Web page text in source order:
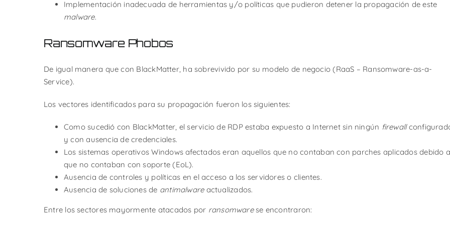
Implementación inadecuada de herramientas y/o políticas que pudieron detener la propagación de este
malware.
Ransomware Phobos
De igual manera que con BlackMatter, ha sobrevivido por su modelo de negocio (RaaS – Ransomware-as-a-
Service).
Los vectores identificados para su propagación fueron los siguientes:
Como sucedió con BlackMatter, el servicio de RDP estaba expuesto a Internet sin ningún firewall
y con ausencia de credenciales.
Los sistemas operativos Windows afectados eran aquellos que no contaban con parches aplicados debido a
que no contaban con soporte (EoL).
Ausencia de controles y políticas en el acceso a los servidores o clientes.
Ausencia de soluciones de antimalwareactualizados.
Entre los sectores mayormente atacados por ransomwarese encontraron: